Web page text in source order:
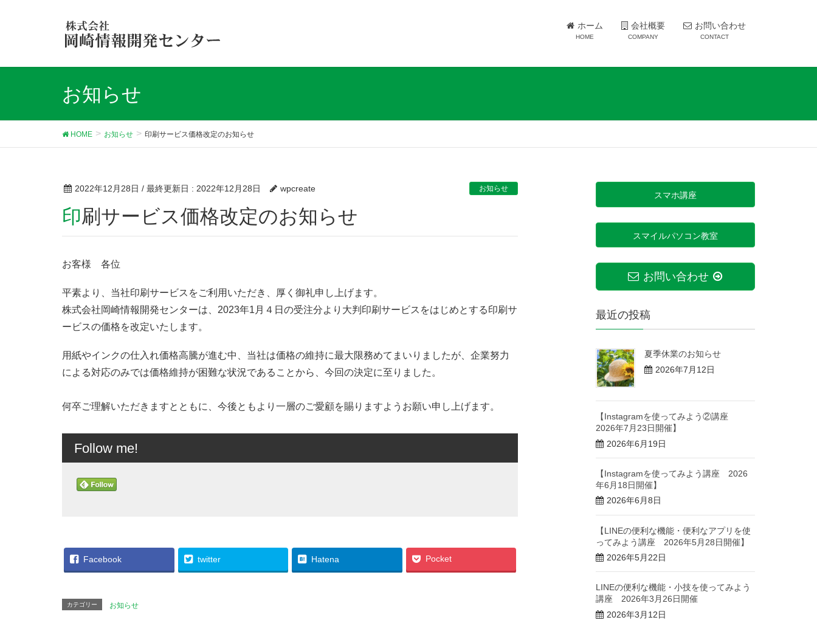
ホーム
HOME
会社概要
COMPANY
お問い合わせ
CONTACT
お知らせ
HOME お知らせ 印刷サービス価格改定のお知らせ
2022年12月28日 / 最終更新日 : 2022年12月28日 wpcreate お知らせ
印刷サービス価格改定のお知らせ
お客様 各位
平素より、当社印刷サービスをご利用いただき、厚く御礼申し上げます。
株式会社岡崎情報開発センターは、2023年1月４日の受注分より大判印刷サービスをはじめとする印刷サ
ービスの価格を改定いたします。
用紙やインクの仕入れ価格高騰が進む中、当社は価格の維持に最大限務めてまいりましたが、企業努力
による対応のみでは価格維持が困難な状況であることから、今回の決定に至りました。
何卒ご理解いただきますとともに、今後ともより一層のご愛顧を賜りますようお願い申し上げます。
Follow me!
Facebook twitter Hatena Pocket
カテゴリー お知らせ
スマホ講座
スマイルパソコン教室
お問い合わせ
最近の投稿
夏季休業のお知らせ
2026年7月12日
【Instagramを使ってみよう②講座
2026年7月23日開催】
2026年6月19日
【Instagramを使ってみよう講座 2026
年6月18日開催】
2026年6月8日
【LINEの便利な機能・便利なアプリを使
ってみよう講座 2026年5月28日開催】
2026年5月22日
LINEの便利な機能・小技を使ってみよう
講座 2026年3月26日開催
2026年3月12日